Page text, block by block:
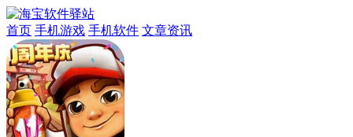
首页 手机游戏 手机软件 文章资讯